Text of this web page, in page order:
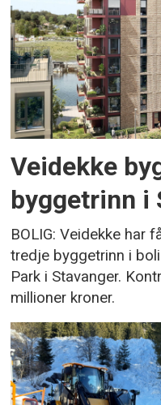
Veidekke
byggetrinn i
BOLIG: Veidekke har
tredje byggetrinn i
Park i Stavanger.
millioner kroner.